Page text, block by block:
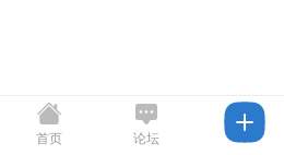
首页 论坛